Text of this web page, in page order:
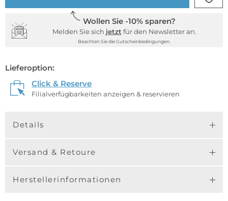
Wollen Sie -10% sparen?
Melden Sie sich jetzt für den Newsletter an.
Beachten Sie die Gutscheinbedingungen.
Lieferoption:
Click & Reserve
Filialverfügbarkeiten anzeigen & reservieren
Details
Versand & Retoure
Herstellerinformationen